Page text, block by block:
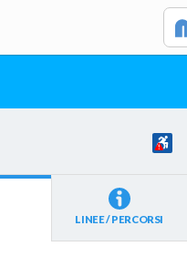
LINEE / PERCORSI